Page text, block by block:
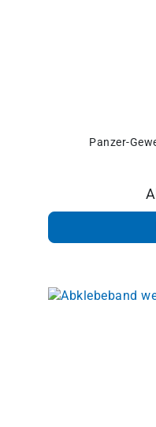
Panzer-